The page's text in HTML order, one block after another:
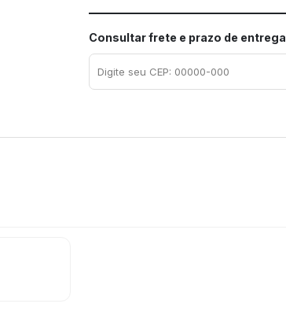
Consultar frete e prazo de entrega